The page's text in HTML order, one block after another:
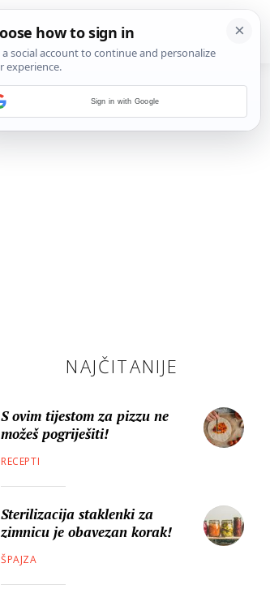
NAJČITANIJE
S ovim tijestom za pizzu ne
možeš pogriješiti!
RECEPTI
Sterilizacija staklenki za
zimnicu je obavezan korak!
ŠPAJZA
Sign in with Google